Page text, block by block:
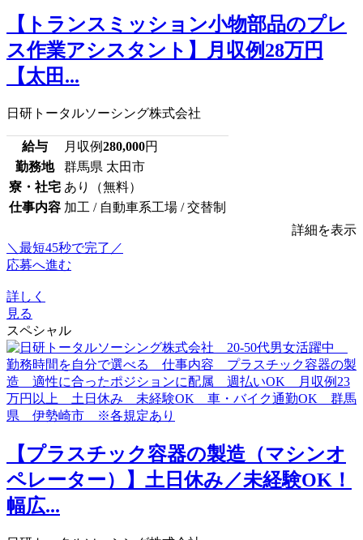
【トランスミッション小物部品のプレ
ス作業アシスタント】月収例28万円
【太田...
日研トータルソーシング株式会社
給与 月収例280,000円
勤務地
群馬県 太田市
寮・社宅 あり（無料）
仕事内容 加工 / 自動車系工場 / 交替制
詳細を表示
＼最短45秒で完了／
応募へ進む
詳しく
見る
スペシャル
【プラスチック容器の製造（マシンオ
ペレーター）】土日休み／未経験OK！
幅広...